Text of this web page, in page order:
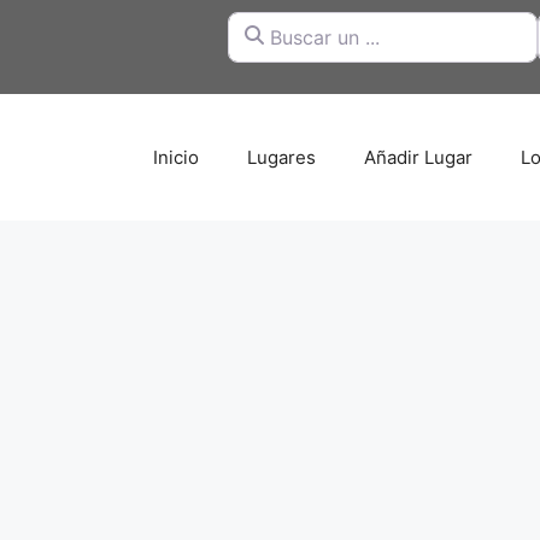
Buscar un ...
Inicio Lugares Añadir Lugar